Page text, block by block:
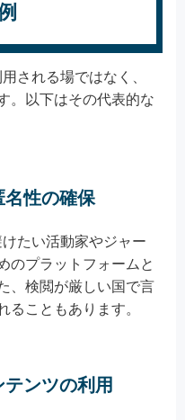
される場ではなく、
。以下はその代表的な
名性の確保
たい活動家やジャー
のプラットフォームと
、検閲が厳しい国で言
ることもあります。
ンツの利用